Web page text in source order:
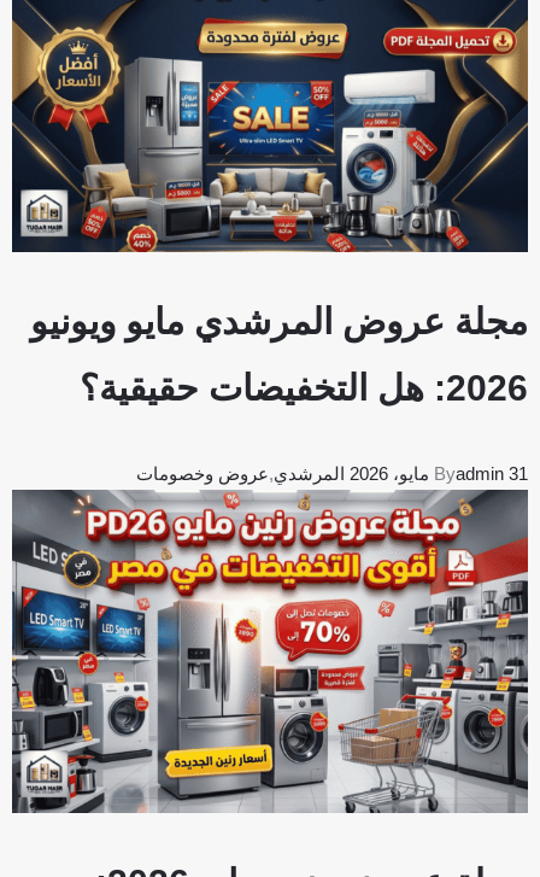
مجلة عروض المرشدي مايو ويونيو
2026: هل التخفيضات حقيقية؟
Byadmin 31 مايو، 2026 المرشدي,عروض وخصومات